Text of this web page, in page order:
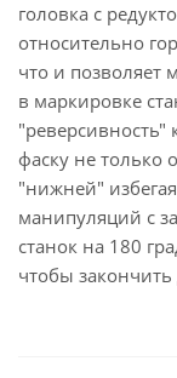
головка с
относительно
что и позволяет
в маркировке
"реверсивность"
фаску не только
"нижней"
манипуляций с
станок на 180
чтобы